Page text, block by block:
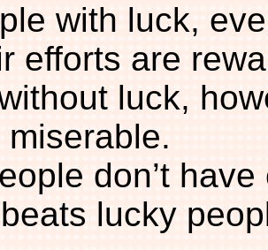
with luck,
efforts are
luck,
don’t
lucky